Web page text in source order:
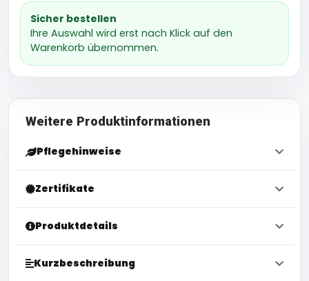
Sicher bestellen
Ihre Auswahl wird erst nach Klick auf den
Warenkorb übernommen.
Weitere Produktinformationen
Pflegehinweise
Zertifikate
Produktdetails
Kurzbeschreibung